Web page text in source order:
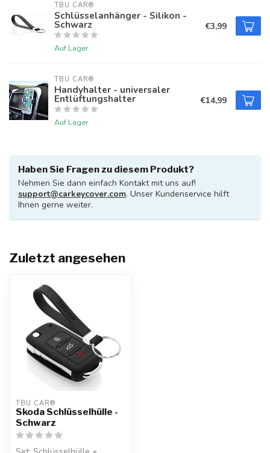
TBU CAR®
Schlüsselanhänger - Silikon -
Schwarz
Auf Lager
€3,99
TBU CAR®
Handyhalter - universaler
Entlüftungshalter
Auf Lager
€14,99
Haben Sie Fragen zu diesem Produkt?
Nehmen Sie dann einfach Kontakt mit uns auf!
support@carkeycover.com. Unser Kundenservice hilft
Ihnen gerne weiter.
Zuletzt angesehen
TBU CAR®
Skoda Schlüsselhülle -
Schwarz